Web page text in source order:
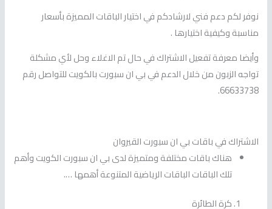
نوفر لكم دعم فني لارشادكم في اختيار الباقات المميزة بأسعار
مناسبة وكيفية اختيارها .
وأيضا معرفة تفعيل الاشتراك في حال تم الاغلاء وحل لأي مشكلة
تواجه الزبون من خلال الدعم في بي ان سبورت بالكويت للتواصل رقم
66633738.
الاشتراك في باقات بي ان سبورت القيروان
هناك باقات مختلفة ومتميزة لدى بي ان سبورت الكويت وأهم
تلك الباقات الباقات الرياضية المتنوعة أهمها ….
كرة الطائرة